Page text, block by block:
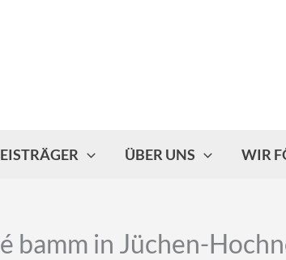
ÜBER UNS WIR
bamm in Jüchen-